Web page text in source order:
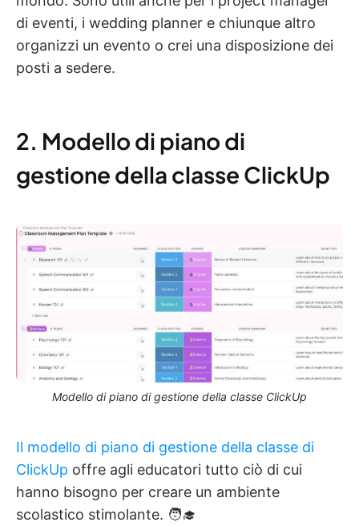
di eventi, i wedding planner e chiunque altro
organizzi un evento o crei una disposizione dei
posti a sedere.
2. Modello di piano di
gestione della classe ClickUp
Modello di piano di gestione della classe ClickUp
Il modello di piano di gestione della classe di
ClickUp offre agli educatori tutto ciò di cui
hanno bisogno per creare un ambiente
scolastico stimolante. 🧑‍🎓